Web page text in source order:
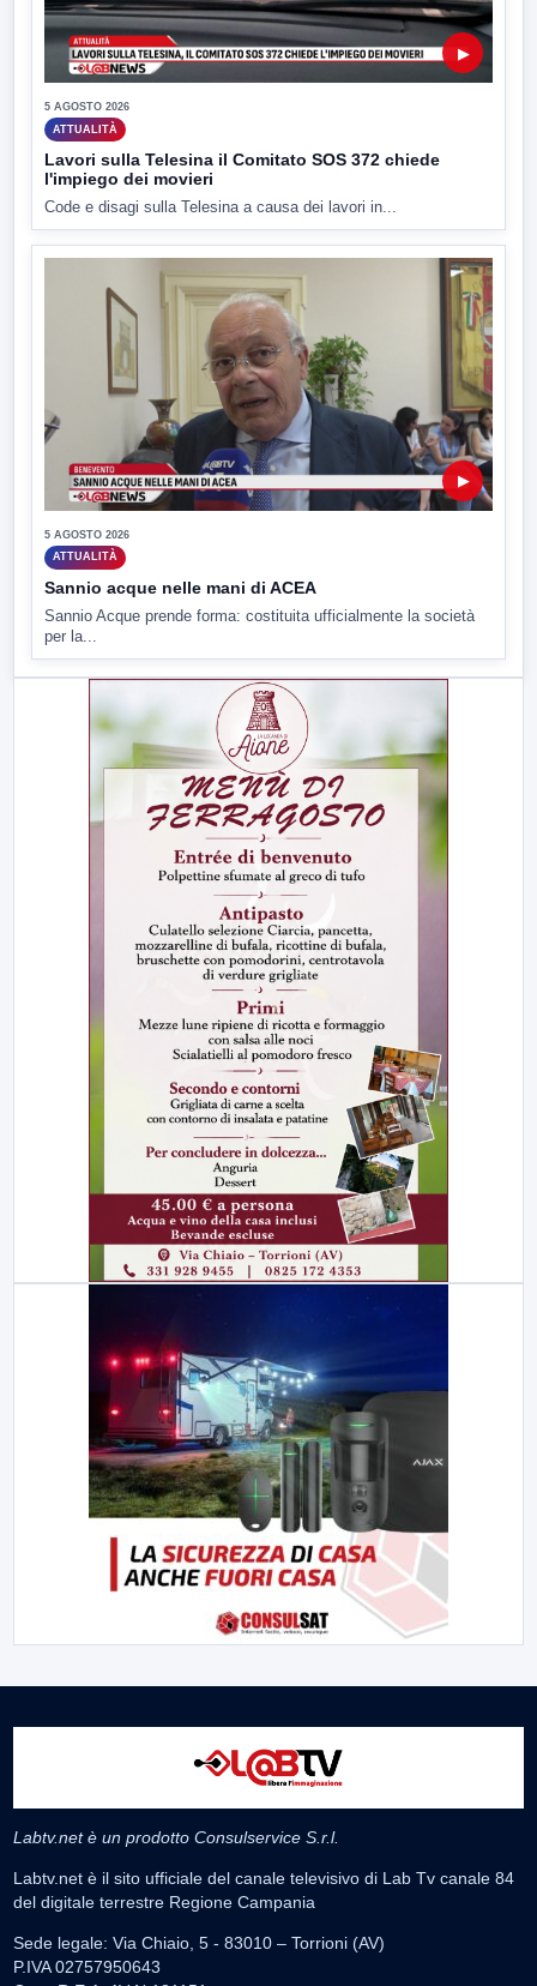
▶
5 AGOSTO 2026
ATTUALITÀ
Lavori sulla Telesina il Comitato SOS 372 chiede
l'impiego dei movieri
Code e disagi sulla Telesina a causa dei lavori in...
▶
5 AGOSTO 2026
ATTUALITÀ
Sannio acque nelle mani di ACEA
Sannio Acque prende forma: costituita ufficialmente la società
per la...
Labtv.net è un prodotto Consulservice S.r.l.
Labtv.net è il sito ufficiale del canale televisivo di Lab Tv canale 84
del digitale terrestre Regione Campania
Sede legale: Via Chiaio, 5 - 83010 – Torrioni (AV)
P.IVA 02757950643